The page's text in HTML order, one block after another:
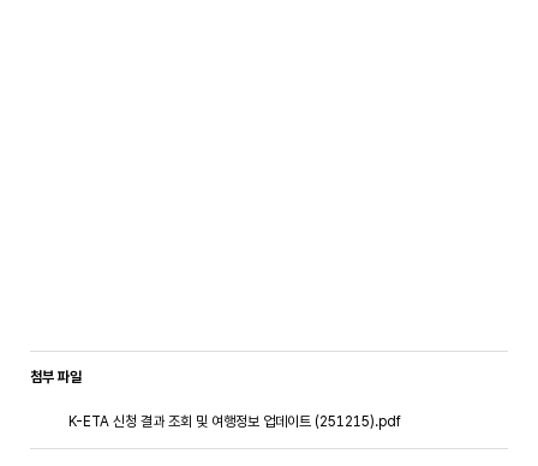
첨부 파일
K-ETA 신청 결과 조회 및 여행정보 업데이트 (251215).pdf